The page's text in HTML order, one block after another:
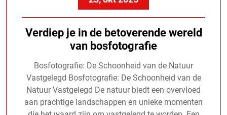
Verdiep je in de betoverende wereld
van bosfotografie
Bosfotografie: De Schoonheid van de Natuur
Vastgelegd Bosfotografie: De Schoonheid van de
Natuur Vastgelegd De natuur biedt een overvloed
aan prachtige landschappen en unieke momenten